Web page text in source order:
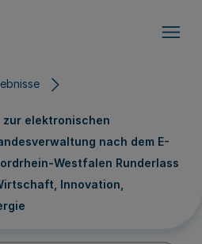
elektronischen
nach dem E-
Westfalen Runderlass
Innovation,